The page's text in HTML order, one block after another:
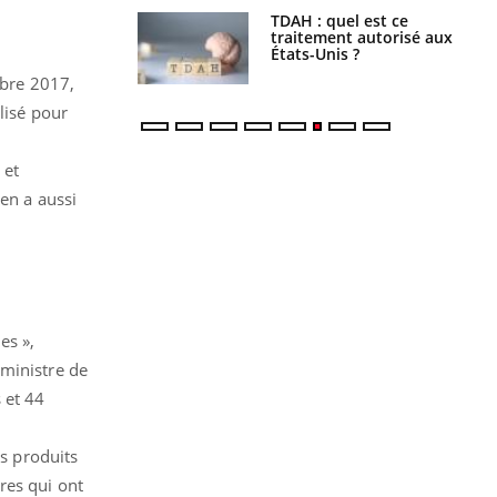
2017,
pour
et
a aussi
»,
de
et 44
produits
qui ont
TDAH : quel est ce
traitement autorisé aux
États-Unis ?